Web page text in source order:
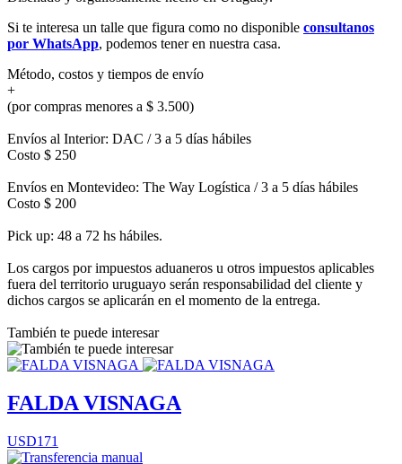
Si te interesa un talle que figura como no disponible consultanos
por WhatsApp, podemos tener en nuestra casa.
Método, costos y tiempos de envío
+
(por compras menores a $ 3.500)
Envíos al Interior: DAC / 3 a 5 días hábiles
Costo $ 250
Envíos en Montevideo: The Way Logística / 3 a 5 días hábiles
Costo $ 200
Pick up: 48 a 72 hs hábiles.
Los cargos por impuestos aduaneros u otros impuestos aplicables
fuera del territorio uruguayo serán responsabilidad del cliente y
dichos cargos se aplicarán en el momento de la entrega.
También te puede interesar
FALDA VISNAGA
USD171